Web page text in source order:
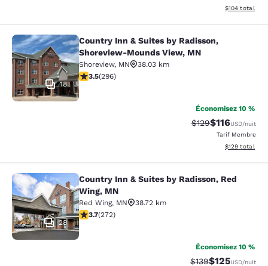
Afficher les
$104 total
Country Inn & Suites by Radisson,
18
Country Inn & Suites by Radisson,
Shoreview-Mounds View, MN
Shoreview, MN
38.03 km
3.53 étoiles. Bien. 296 commentaires
3.5(296)
Économisez 10 %
Tarif barré :
$129Tarif réduit :
$116USD/nuit
Tarif Membre
Afficher les
$129 total
Country Inn & Suites by Radisson,
28
Country Inn & Suites by Radisson, Red
Wing, MN
Red Wing, MN
38.72 km
3.69 étoiles. Bien. 272 commentaires
3.7(272)
Économisez 10 %
Tarif barré :
$139Tarif réduit :
$125USD/nuit